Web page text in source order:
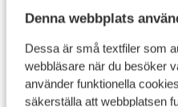
Denna webbplats
Dessa är små textfiler som
webbläsare när du besöker
använder funktionella
säkerställa att webbplatsen
Läge